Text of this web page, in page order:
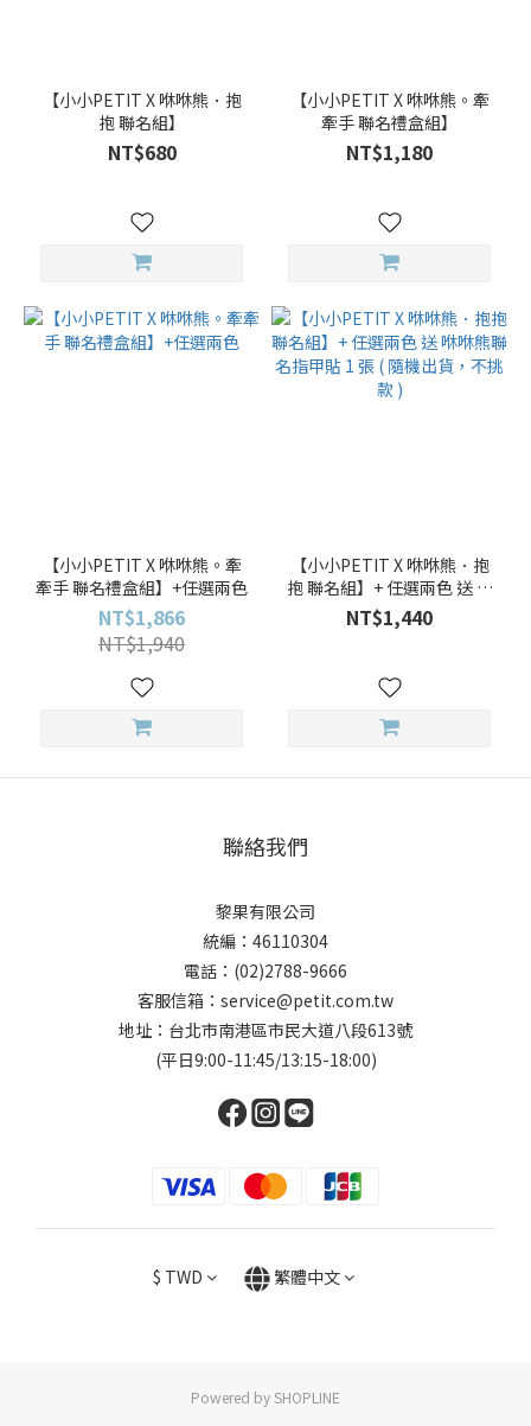
【小小PETIT X 咻咻熊．抱
抱 聯名組】
NT$680
【小小PETIT X 咻咻熊。牽
牽手 聯名禮盒組】
NT$1,180
【小小PETIT X 咻咻熊。牽
牽手 聯名禮盒組】+任選兩色
NT$1,866
NT$1,940
【小小PETIT X 咻咻熊．抱
抱 聯名組】+ 任選兩色 送 咻
咻熊聯名指甲貼 1 張 ( 隨機出
貨，不挑款 )
NT$1,440
聯絡我們
黎果有限公司
統編：46110304
電話：(02)2788-9666
客服信箱：service@petit.com.tw
地址：台北市南港區市民大道八段613號
(平日9:00-11:45/13:15-18:00)
$ TWD 繁體中文
Powered by SHOPLINE